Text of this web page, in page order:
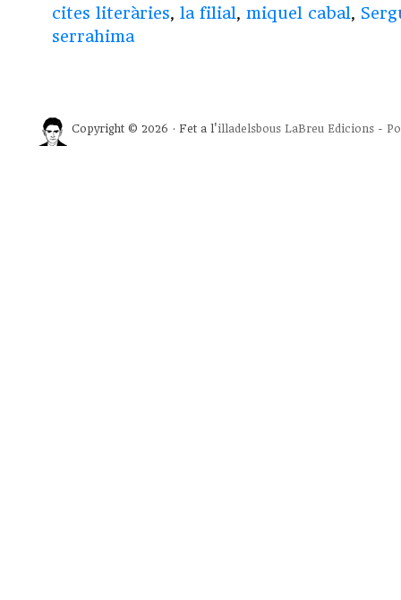
cites literàries, la filial, miquel cabal,
serrahima
Copyright © 2026 · Fet a l'illadelsbous LaBreu Edicions -